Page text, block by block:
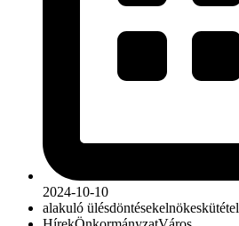
2024-10-10
alakuló ülésdöntésekelnökeskütétel